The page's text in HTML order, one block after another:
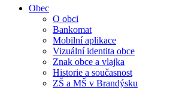
Obec
O obci
Bankomat
Mobilní aplikace
Vizuální identita obce
Znak obce a vlajka
Historie a současnost
ZŠ a MŠ v Brandýsku